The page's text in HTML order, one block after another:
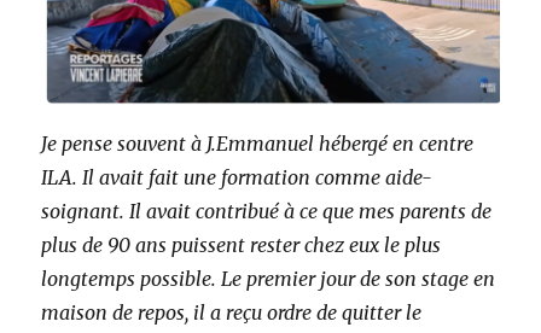
Je pense souvent à J.Emmanuel hébergé en centre
ILA. Il avait fait une formation comme aide-
soignant. Il avait contribué à ce que mes parents de
plus de 90 ans puissent rester chez eux le plus
longtemps possible. Le premier jour de son stage en
maison de repos, il a reçu ordre de quitter le